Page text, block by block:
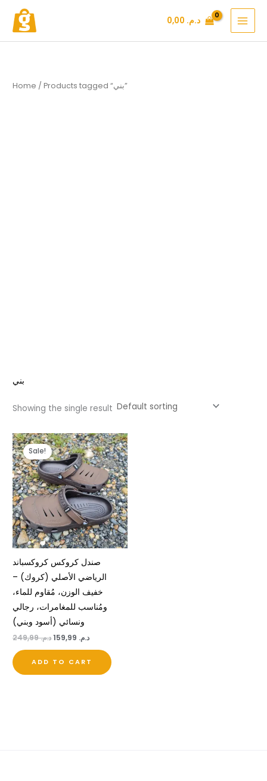
content
د.م.
Home / Products tagged “بني”
بني
Showing the single result
Sale!
صندل كروكس كروكسباند
الرياضي الأصلي (كروك) –
خفيف الوزن، مُقاوم للماء،
ومُناسب للمغامرات، رجالي
ونسائي (أسود وبني)
د.م.249,99
Original
price
was:
د.م. 249,99.
د.م.
Current
price
is:
د.م. 159,99.
ADD TO CART